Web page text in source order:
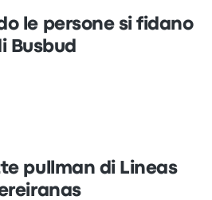
le persone si fidano
Busbud
pullman di Lineas